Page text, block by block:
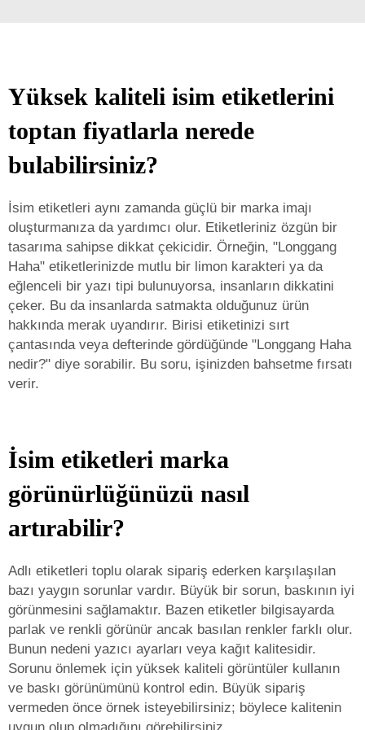
Yüksek kaliteli isim etiketlerini
toptan fiyatlarla nerede
bulabilirsiniz?
İsim etiketleri aynı zamanda güçlü bir marka imajı
oluşturmanıza da yardımcı olur. Etiketleriniz özgün bir
tasarıma sahipse dikkat çekicidir. Örneğin, "Longgang
Haha" etiketlerinizde mutlu bir limon karakteri ya da
eğlenceli bir yazı tipi bulunuyorsa, insanların dikkatini
çeker. Bu da insanlarda satmakta olduğunuz ürün
hakkında merak uyandırır. Birisi etiketinizi sırt
çantasında veya defterinde gördüğünde "Longgang Haha
nedir?" diye sorabilir. Bu soru, işinizden bahsetme fırsatı
verir.
İsim etiketleri marka
görünürlüğünüzü nasıl
artırabilir?
Adlı etiketleri toplu olarak sipariş ederken karşılaşılan
bazı yaygın sorunlar vardır. Büyük bir sorun, baskının iyi
görünmesini sağlamaktır. Bazen etiketler bilgisayarda
parlak ve renkli görünür ancak basılan renkler farklı olur.
Bunun nedeni yazıcı ayarları veya kağıt kalitesidir.
Sorunu önlemek için yüksek kaliteli görüntüler kullanın
ve baskı görünümünü kontrol edin. Büyük sipariş
vermeden önce örnek isteyebilirsiniz; böylece kalitenin